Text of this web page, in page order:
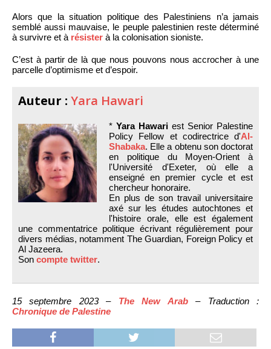
Alors que la situation politique des Palestiniens n’a jamais
semblé aussi mauvaise, le peuple palestinien reste déterminé
à survivre et à résister à la colonisation sioniste.
C’est à partir de là que nous pouvons nous accrocher à une
parcelle d’optimisme et d’espoir.
Auteur : Yara Hawari
* Yara Hawari est Senior Palestine
Policy Fellow et codirectrice d'Al-
Shabaka. Elle a obtenu son doctorat
en politique du Moyen-Orient à
l'Université d'Exeter, où elle a
enseigné en premier cycle et est
chercheur honoraire.
En plus de son travail universitaire
axé sur les études autochtones et
l'histoire orale, elle est également
une commentatrice politique écrivant régulièrement pour
divers médias, notamment The Guardian, Foreign Policy et
Al Jazeera.
Son compte twitter.
15 septembre 2023 – The New Arab– Traduction :
Chronique de Palestine